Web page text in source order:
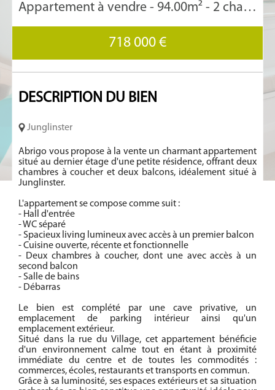
Appartement à vendre - 94.00m² - 2 chambre(s)
718 000 €
DESCRIPTION DU BIEN
Junglinster
Abrigo vous propose à la vente un charmant appartement
situé au dernier étage d'une petite résidence, offrant deux
chambres à coucher et deux balcons, idéalement situé à
Junglinster.
L'appartement se compose comme suit :
- Hall d'entrée
- WC séparé
- Spacieux living lumineux avec accès à un premier balcon
- Cuisine ouverte, récente et fonctionnelle
- Deux chambres à coucher, dont une avec accès à un
second balcon
- Salle de bains
- Débarras
Le bien est complété par une cave privative, un
emplacement de parking intérieur ainsi qu'un
emplacement extérieur.
Situé dans la rue du Village, cet appartement bénéficie
d'un environnement calme tout en étant à proximité
immédiate du centre et de toutes les commodités :
commerces, écoles, restaurants et transports en commun.
Grâce à sa luminosité, ses espaces extérieurs et sa situation